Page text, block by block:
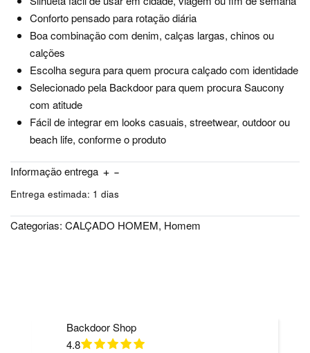
Conforto pensado para rotação diária
Boa combinação com denim, calças largas, chinos ou
calções
Escolha segura para quem procura calçado com identidade
Selecionado pela Backdoor para quem procura Saucony
com atitude
Fácil de integrar em looks casuais, streetwear, outdoor ou
beach life, conforme o produto
Informação entrega
Entrega estimada: 1 dias
Categorias: CALÇADO HOMEM, Homem
Backdoor Shop
4.8